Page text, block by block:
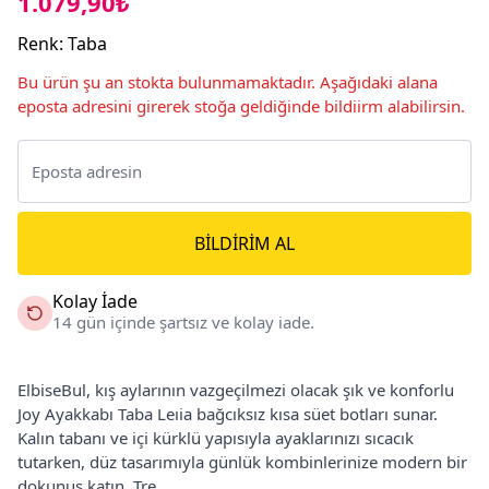
Renk: Taba
Bu ürün şu an stokta bulunmamaktadır. Aşağıdaki alana
eposta adresini girerek stoğa geldiğinde bildiirm alabilirsin.
BILDIRIM AL
Kolay İade
14 gün içinde şartsız ve kolay iade.
ElbiseBul, kış aylarının vazgeçilmezi olacak şık ve konforlu
Joy Ayakkabı Taba Leıia bağcıksız kısa süet botları sunar.
Kalın tabanı ve içi kürklü yapısıyla ayaklarınızı sıcacık
tutarken, düz tasarımıyla günlük kombinlerinize modern bir